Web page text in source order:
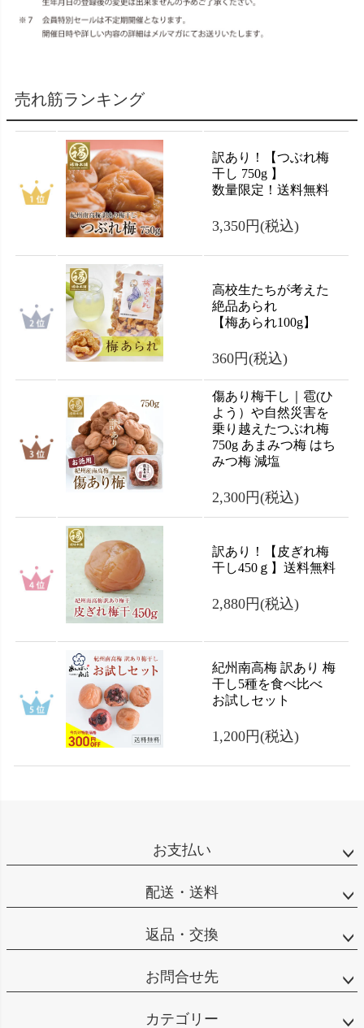
売れ筋ランキング
訳あり！【つぶれ梅
干し 750g 】
数量限定！送料無料
3,350円(税込)
高校生たちが考えた
絶品あられ
【梅あられ100g】
360円(税込)
傷あり梅干し｜雹(ひ
よう）や自然災害を
乗り越えたつぶれ梅
750g あまみつ梅 はち
みつ梅 減塩
2,300円(税込)
訳あり！【皮ぎれ梅
干し450ｇ】送料無料
2,880円(税込)
紀州南高梅 訳あり 梅
干し5種を食べ比べ
お試しセット
1,200円(税込)
お支払い
配送・送料
返品・交換
お問合せ先
カテゴリー